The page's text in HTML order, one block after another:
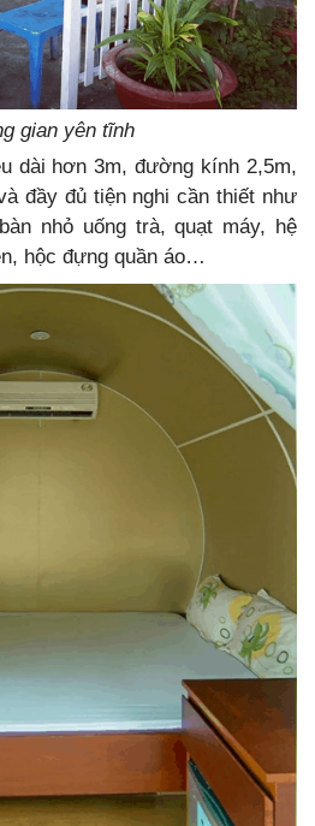
gian yên tĩnh
dài hơn 3m, đường kính 2,5m,
đầy đủ tiện nghi cần thiết như
nhỏ uống trà, quạt máy, hệ
hộc đựng quần áo…